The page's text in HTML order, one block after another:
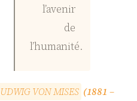
l’avenir
de
l’humanité.
UDWIGVONMISES (1881 –